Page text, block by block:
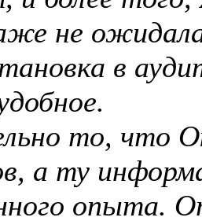
не
в
то, что
а ту
опыта.